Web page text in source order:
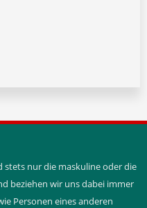
stets nur die maskuline oder die
beziehen wir uns dabei immer
Personen eines anderen